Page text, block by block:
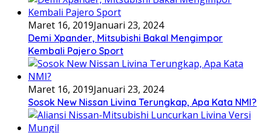
Maret 16, 2019Januari 23, 2024
Demi Xpander, Mitsubishi Bakal Mengimpor
Kembali Pajero Sport
Maret 16, 2019Januari 23, 2024
Sosok New Nissan Livina Terungkap, Apa Kata NMI?